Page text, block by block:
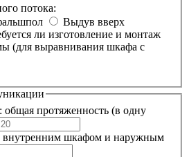
потока:
Выдув вверх
ли изготовление и монтаж
(для выравнивания шкафа с
общая протяженность (в одну
внутренним шкафом и наружным